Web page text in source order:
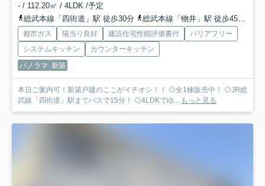
- / 112.20㎡ / 4LDK /予定
総武本線「四街道」駅 徒歩30分
総武本線「物井」駅 徒歩45分
都市ガス 陽当り良好 建設住宅性能評価書付
バリアフリー
システムキッチン
カウンターキッチン
パノラマ 新築
本日ご案内可！新築戸建のここがイチオシ！！ ◎全1棟販売中！ ◎JR総
武線「四街道」駅までバスで15分！ ◎4LDKでゆ... もっと見る